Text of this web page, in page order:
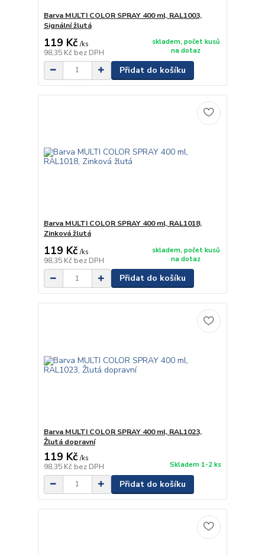
Barva MULTI COLOR SPRAY 400 ml, RAL1003,
Signální žlutá
119 Kč /ks
98,35 Kč bez DPH
skladem, počet kusů
na dotaz
Přidat do košíku
Barva MULTI COLOR SPRAY 400 ml, RAL1018,
Zinková žlutá
119 Kč /ks
98,35 Kč bez DPH
skladem, počet kusů
na dotaz
Přidat do košíku
Barva MULTI COLOR SPRAY 400 ml, RAL1023,
Žlutá dopravní
119 Kč /ks
98,35 Kč bez DPH Skladem 1-2 ks
Přidat do košíku